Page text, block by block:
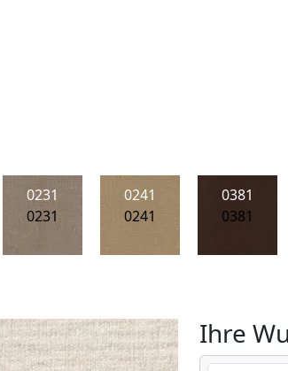
0231
0231
0241
0241
0381
0381
Ihre